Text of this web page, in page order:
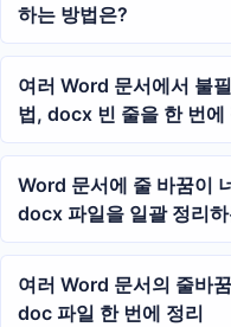
하는 방법은?
여러 Word 문서에서 불
법, docx 빈 줄을 한 번에
Word 문서에 줄 바꿈이
docx 파일을 일괄 정리
여러 Word 문서의 줄바
doc 파일 한 번에 정리